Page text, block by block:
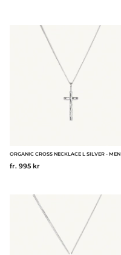
ORGANIC CROSS NECKLACE L SILVER - MEN
fr. 995 kr